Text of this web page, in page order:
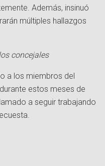
Además, insinuó
múltiples hallazgos
concejales
a los miembros del
estos meses de
a seguir trabajando